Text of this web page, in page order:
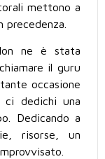
mettono a
ne è stata
il guru
occasione
ci dedichi una
Dedicando a
risorse, un